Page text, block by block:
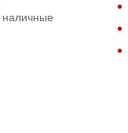
наличные